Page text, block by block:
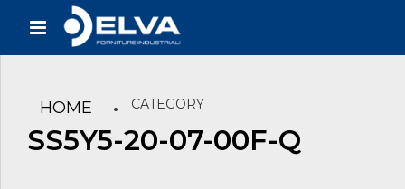
HOME CATEGORY
SS5Y5-20-07-00F-Q